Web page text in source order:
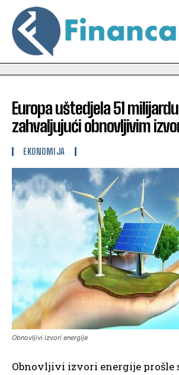
Europa uštedjela 51
zahvaljujući obnovljivim
EKONOMIJA
Obnovljivi izvori energije
Obnovljivi izvori energije prošle